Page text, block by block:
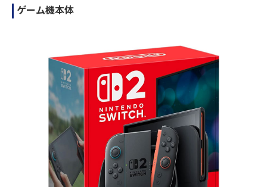
ゲーム機本体